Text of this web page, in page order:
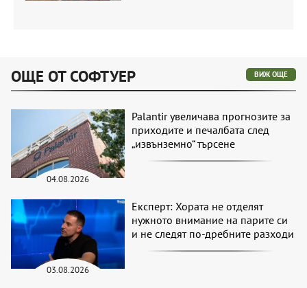
ОЩЕ ОТ СОФТУЕР ВИЖ ОЩЕ
04.08.2026
Palantir увеличава прогнозите за
приходите и печалбата след
„извънземно“ търсене
03.08.2026
Експерт: Хората не отделят
нужното внимание на парите си
и не следят по-дребните разходи